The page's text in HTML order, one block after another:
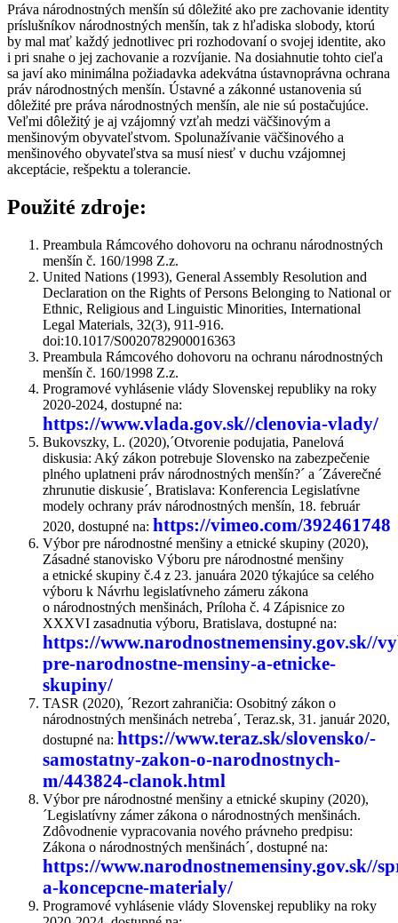
Práva národnostných menšín sú dôležité ako pre zachovanie identity
príslušníkov národnostných menšín, tak z hľadiska slobody, ktorú
by mal mať každý jednotlivec pri rozhodovaní o svojej identite, ako
i pri snahe o jej zachovanie a rozvíjanie. Na dosiahnutie tohto cieľa
sa javí ako minimálna požiadavka adekvátna ústavnoprávna ochrana
práv národnostných menšín. Ústavné a zákonné ustanovenia sú
dôležité pre práva národnostných menšín, ale nie sú postačujúce.
Veľmi dôležitý je aj vzájomný vzťah medzi väčšinovým a
menšinovým obyvateľstvom. Spolunažívanie väčšinového a
menšinového obyvateľstva sa musí niesť v duchu vzájomnej
akceptácie, rešpektu a tolerancie.
Použité zdroje:
Preambula Rámcového dohovoru na ochranu národnostných
menšín č. 160/1998 Z.z.
United Nations (1993), General Assembly Resolution and
Declaration on the Rights of Persons Belonging to National or
Ethnic, Religious and Linguistic Minorities, International
Legal Materials, 32(3), 911-916.
doi:10.1017/S0020782900016363
Preambula Rámcového dohovoru na ochranu národnostných
menšín č. 160/1998 Z.z.
Programové vyhlásenie vlády Slovenskej republiky na roky
2020-2024, dostupné na:
https://www.vlada.gov.sk//clenovia-vlady/
Bukovszky, L. (2020),´Otvorenie podujatia, Panelová
diskusia: Aký zákon potrebuje Slovensko na zabezpečenie
plného uplatneni práv národnostných menšín?´ a ´Záverečné
zhrunutie diskusie´, Bratislava: Konferencia Legislatívne
modely ochrany práv národnostných menšín, 18. február
2020, dostupné na: https://vimeo.com/392461748
Výbor pre národnostné menšiny a etnické skupiny (2020),
Zásadné stanovisko Výboru pre národnostné menšiny
a etnické skupiny č.4 z 23. januára 2020 týkajúce sa celého
výboru k Návrhu legislatívneho zámeru zákona
o národnostných menšinách, Príloha č. 4 Zápisnice zo
XXXVI zasadnutia výboru, Bratislava, dostupné na:
https://www.narodnostnemensiny.gov.sk//
pre-narodnostne-mensiny-a-etnicke-
skupiny/
TASR (2020), ´Rezort zahraničia: Osobitný zákon o
národnostných menšinách netreba´, Teraz.sk, 31. január 2020,
dostupné na: https://www.teraz.sk/slovensko/-
samostatny-zakon-o-narodnostnych-
m/443824-clanok.html
Výbor pre národnostné menšiny a etnické skupiny (2020),
´Legislatívny zámer zákona o národnostných menšinách.
Zdôvodnenie vypracovania nového právneho predpisu:
Zákona o národnostných menšinách´, dostupné na:
https://www.narodnostnemensiny.gov.sk//
a-koncepcne-materialy/
Programové vyhlásenie vlády Slovenskej republiky na roky